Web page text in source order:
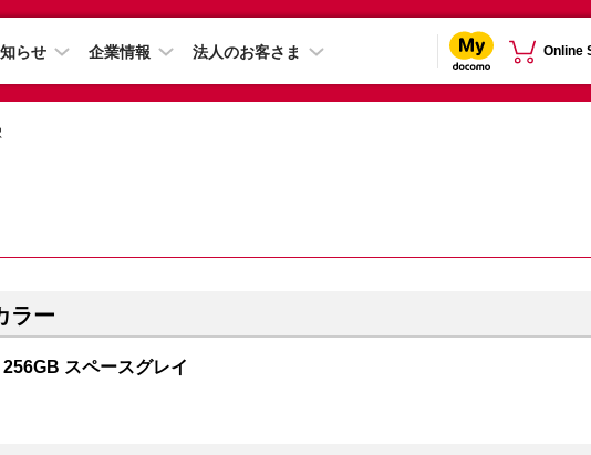
らせ 企業情報 法人のお客さま Online
ラー
スペースグレイ